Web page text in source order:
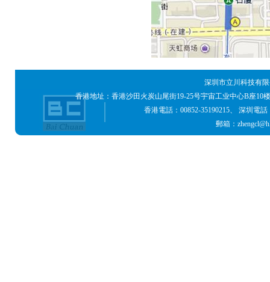
深圳市立川科技有
香港地址：香港沙田火炭山尾街19-25号宇宙工业中心B座
香港電話：00852-35190215、 深圳電話
郵箱：